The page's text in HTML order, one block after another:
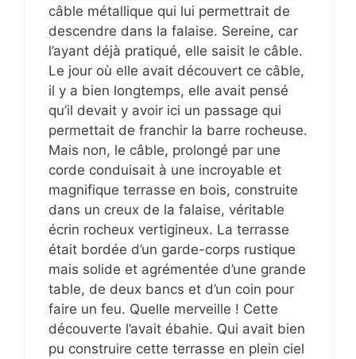
câble métallique qui lui permettrait de
descendre dans la falaise. Sereine, car
l’ayant déjà pratiqué, elle saisit le câble.
Le jour où elle avait découvert ce câble,
il y a bien longtemps, elle avait pensé
qu’il devait y avoir ici un passage qui
permettait de franchir la barre rocheuse.
Mais non, le câble, prolongé par une
corde conduisait à une incroyable et
magnifique terrasse en bois, construite
dans un creux de la falaise, véritable
écrin rocheux vertigineux. La terrasse
était bordée d’un garde-corps rustique
mais solide et agrémentée d’une grande
table, de deux bancs et d’un coin pour
faire un feu. Quelle merveille ! Cette
découverte l’avait ébahie. Qui avait bien
pu construire cette terrasse en plein ciel